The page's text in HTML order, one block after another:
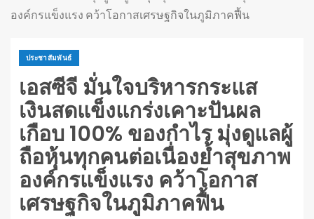
องค์กรแข็งแรง คว้าโอกาสเศรษฐกิจในภูมิภาคฟื้น
ประชาสัมพันธ์
เอสซีจี มั่นใจบริหารกระแส
เงินสดแข็งแกร่งเคาะปันผล
เกือบ 100% ของกำไร มุ่งดูแลผู้
ถือหุ้นทุกคนต่อเนื่องย้ำสุขภาพ
องค์กรแข็งแรง คว้าโอกาส
เศรษฐกิจในภูมิภาคฟื้น